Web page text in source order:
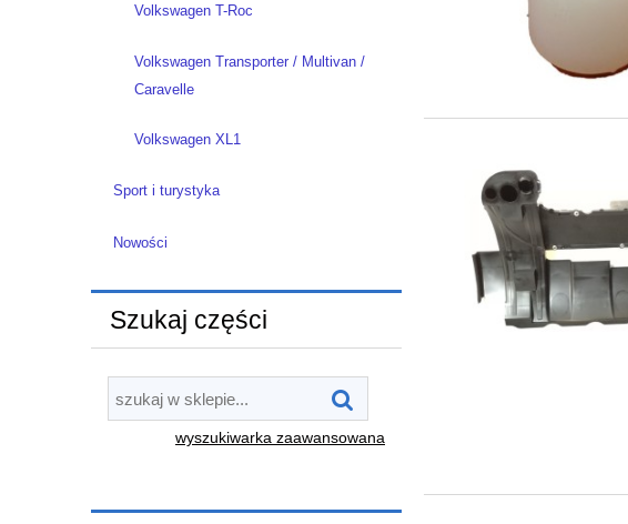
Volkswagen T-Roc
Volkswagen Transporter / Multivan /
Caravelle
Volkswagen XL1
Sport i turystyka
Nowości
Szukaj części
wyszukiwarka zaawansowana